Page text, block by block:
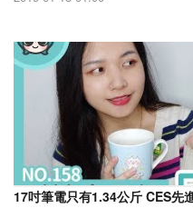
17吋筆電只有1.34公斤 CES先